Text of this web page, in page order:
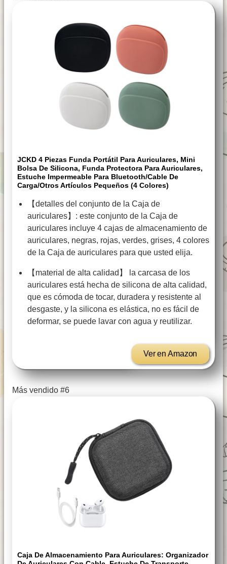
JCKD 4 Piezas Funda Portátil Para Auriculares, Mini
Bolsa De Silicona, Funda Protectora Para Auriculares,
Estuche Impermeable Para Bluetooth/Cable De
Carga/Otros Artículos Pequeños (4 Colores)
【detalles del conjunto de la Caja de
auriculares】: este conjunto de la Caja de
auriculares incluye 4 cajas de almacenamiento de
auriculares, negras, rojas, verdes, grises, 4 colores
de la Caja de auriculares para que usted elija.
【material de alta calidad】 la carcasa de los
auriculares está hecha de silicona de alta calidad,
que es cómoda de tocar, duradera y resistente al
desgaste, y la silicona es elástica, no es fácil de
deformar, se puede lavar con agua y reutilizar.
Ver en Amazon
Más vendido #6
Caja De Almacenamiento Para Auriculares: Organizador